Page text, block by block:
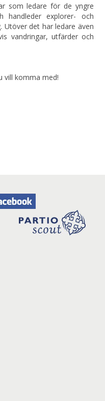
som ledare för de yngre
handleder explorer- och
Utöver det har ledare även
vandringar, utfärder och
vill komma med!